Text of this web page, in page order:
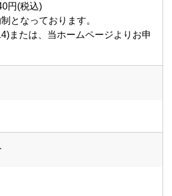
円(税込)
となっております。
または、当ホームページよりお申